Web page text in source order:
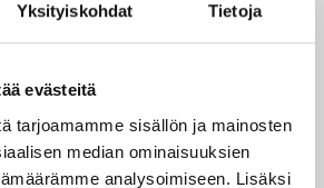
Yksityiskohdat Tietoja
evästeitä
tarjoamamme sisällön ja mainosten
median ominaisuuksien
analysoimiseen. Lisäksi